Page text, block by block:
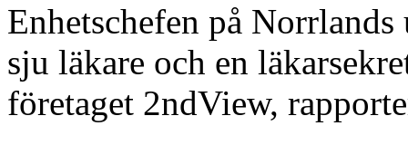
Enhetschefen på
sju läkare och en
företaget 2ndView,